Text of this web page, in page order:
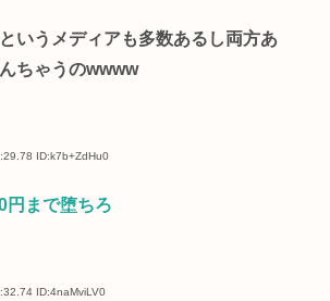
いうメディアも多数あるし両方あ
ちゃうのwwww
ID:k7b+ZdHu0
円まで堕ちろ
ID:4naMviLV0